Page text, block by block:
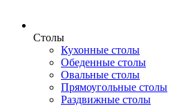
Столы
Кухонные столы
Обеденные столы
Овальные столы
Прямоугольные столы
Раздвижные столы